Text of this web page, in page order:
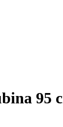
95